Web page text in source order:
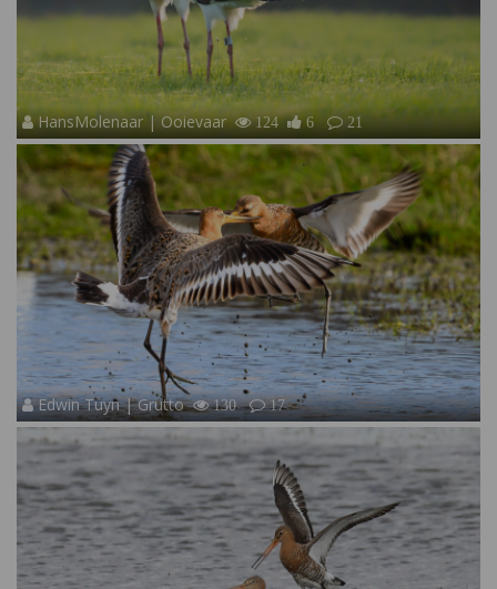
HansMolenaar | Ooievaar 124 6 21
Edwin Tuyn | Grutto 130 17